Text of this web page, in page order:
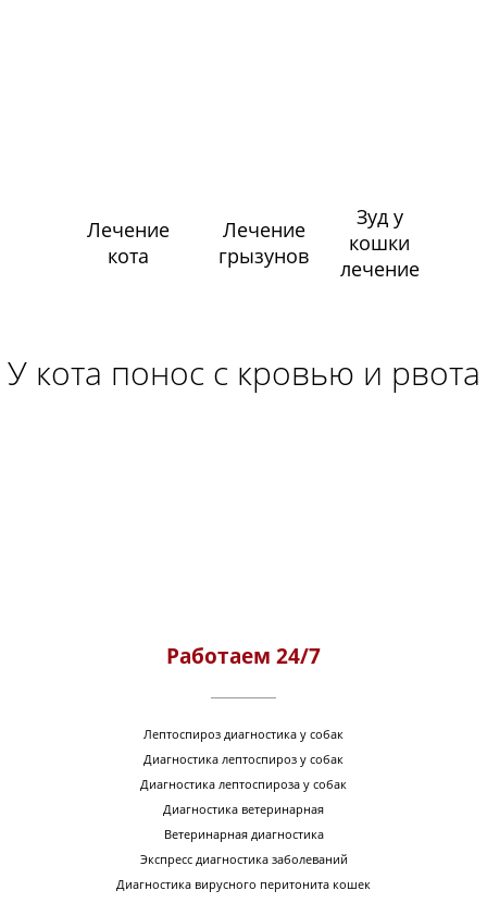
Лечение
кота
Лечение
грызунов
Зуд у
кошки
лечение
У кота понос с кровью и рвота
Работаем 24/7
Лептоспироз диагностика у собак
Диагностика лептоспироз у собак
Диагностика лептоспироза у собак
Диагностика ветеринарная
Ветеринарная диагностика
Экспресс диагностика заболеваний
Диагностика вирусного перитонита кошек